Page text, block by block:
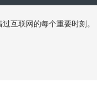
互联网的每个重要时刻。